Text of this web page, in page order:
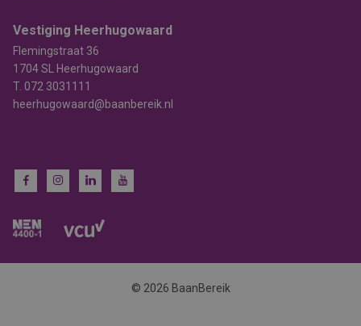
Vestiging Heerhugowaard
Flemingstraat 36
1704 SL Heerhugowaard
T. 072 3031111
heerhugowaard@baanbereik.nl
© 2026 BaanBereik